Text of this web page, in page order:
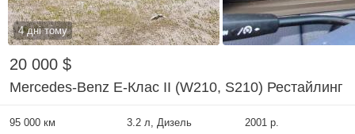
4 дні тому
20 000 $
Mercedes-Benz E-Клас II (W210, S210) Рестайлинг
95 000 км 3.2 л, Дизель
2001 р.